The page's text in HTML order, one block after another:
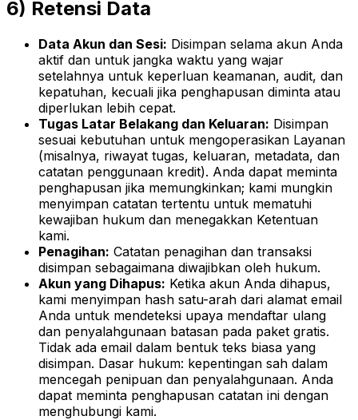
6) Retensi Data
Data Akun dan Sesi: Disimpan selama akun Anda
aktif dan untuk jangka waktu yang wajar
setelahnya untuk keperluan keamanan, audit, dan
kepatuhan, kecuali jika penghapusan diminta atau
diperlukan lebih cepat.
Tugas Latar Belakang dan Keluaran: Disimpan
sesuai kebutuhan untuk mengoperasikan Layanan
(misalnya, riwayat tugas, keluaran, metadata, dan
catatan penggunaan kredit). Anda dapat meminta
penghapusan jika memungkinkan; kami mungkin
menyimpan catatan tertentu untuk mematuhi
kewajiban hukum dan menegakkan Ketentuan
kami.
Penagihan: Catatan penagihan dan transaksi
disimpan sebagaimana diwajibkan oleh hukum.
Akun yang Dihapus: Ketika akun Anda dihapus,
kami menyimpan hash satu-arah dari alamat email
Anda untuk mendeteksi upaya mendaftar ulang
dan penyalahgunaan batasan pada paket gratis.
Tidak ada email dalam bentuk teks biasa yang
disimpan. Dasar hukum: kepentingan sah dalam
mencegah penipuan dan penyalahgunaan. Anda
dapat meminta penghapusan catatan ini dengan
menghubungi kami.